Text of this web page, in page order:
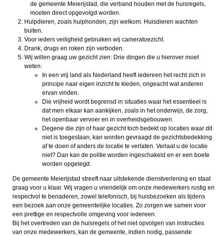
de gemeente Meierijstad, die verband houden met de huisregels,
moeten direct opgevolgd worden.
Hulpdieren, zoals hulphonden, zijn welkom. Huisdieren wachten
buiten.
Voor ieders veiligheid gebruiken wij cameratoezicht.
Drank, drugs en roken zijn verboden.
Wij willen graag uw gezicht zien: Drie dingen die u hierover moet
weten:
In een vrij land als Nederland heeft iedereen het recht zich in
principe naar eigen inzicht te kleden, ongeacht wat anderen
ervan vinden.
Die vrijheid wordt begrensd in situaties waar het essentieel is
dat men elkaar kan aankijken, zoals in het onderwijs, de zorg,
het openbaar vervoer en in overheidsgebouwen.
Degene die zijn of haar gezicht toch bedekt op locaties waar dit
niet is toegestaan, kan worden gevraagd de gezichtsbedekking
af te doen of anders de locatie te verlaten. Verlaat u de locatie
niet? Dan kan de politie worden ingeschakeld en er een boete
worden opgelegd.
De gemeente Meierijstad streeft naar uitstekende dienstverlening en staat
graag voor u klaar. Wij vragen u vriendelijk om onze medewerkers rustig en
respectvol te benaderen, zowel telefonisch, bij huisbezoeken als tijdens
een bezoek aan onze gemeentelijke locaties. Zo zorgen we samen voor
een prettige en respectvolle omgeving voor iedereen.
Bij het overtreden van de huisregels of het niet opvolgen van instructies
van onze medewerkers, kan de gemeente, indien nodig, passende